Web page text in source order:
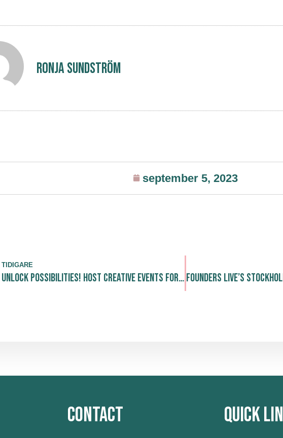
Ronja Sundström
september 5, 2023
TIDIGARE
Unlock Possibilities! Host Creative Events for Free at The Park Bandstand
Contact Quick